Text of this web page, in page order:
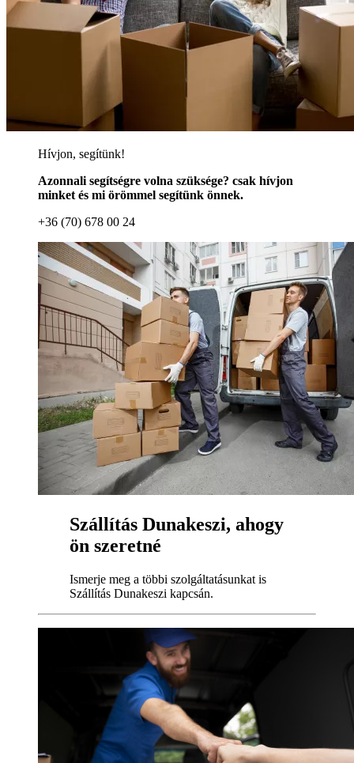
Hívjon, segítünk!
Azonnali segítségre volna szüksége? csak hívjon
minket és mi örömmel segítünk önnek.
+36 (70) 678 00 24
Szállítás Dunakeszi, ahogy
ön szeretné
Ismerje meg a többi szolgáltatásunkat is
Szállítás Dunakeszi kapcsán.